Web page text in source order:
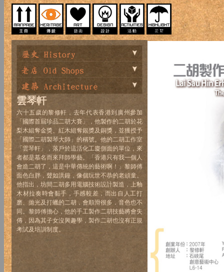
雲琴軒
六十五歲的黎修軒，去年代表香港到廣州參加
「國際首屆珍品二胡大賽」，他製作的二胡於花
梨木組奪金獎、紅木組奪銀獎及銅獎，並獲授予
「國際二胡製琴大師」的稱號。他的二胡工作室
「雲琴軒」，落戶於這活化工廈側面的單位，來
者都是慕名而來拜師學藝。「香港只有我一個人
會造二胡了，這是中華傳統的藝術啊！」黎師傅
面色白胖，聲如洪鐘，像個玩世不恭的老頑童。
他指出，坊間二胡多用電腦技術設計製造，上釉
木材拉奏時會黏手，手感較差，而出自人工打
磨、拋光及打蠟的二胡，會順滑很多，音色也不
同。黎師傅擔心，他的手工製作二胡技藝將會失
傳，因為其子女沒興趣學，製作二胡也沒有正規
考試及培訓制度。